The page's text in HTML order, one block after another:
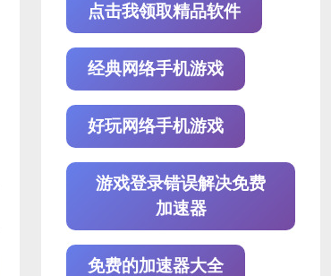
点击我领取精品软件
经典网络手机游戏
好玩网络手机游戏
游戏登录错误解决免费
加速器
免费的加速器大全